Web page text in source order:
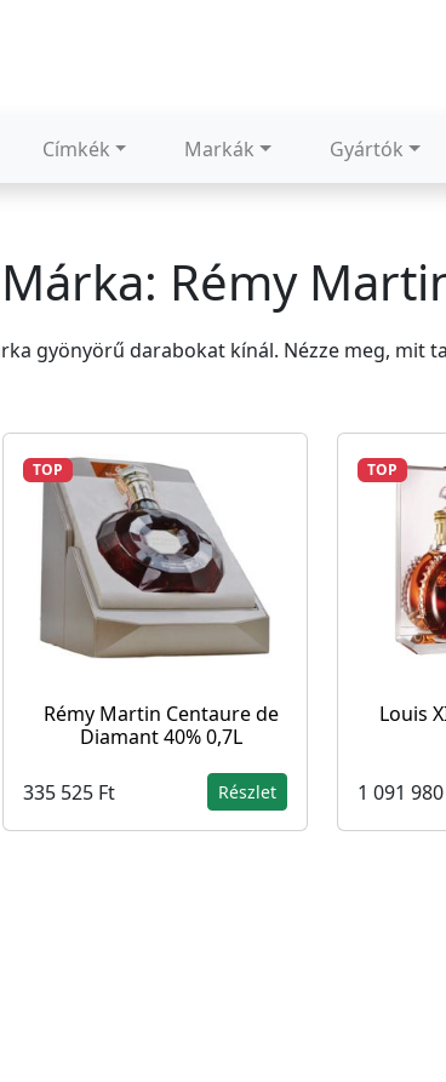
Címkék Markák Gyártók
Márka: Rémy
gyönyörű darabokat kínál. Nézze meg, mit
TOP
Rémy Martin Centaure de
Diamant 40% 0,7L
335 525 Ft Részlet
TOP
Louis
1 091